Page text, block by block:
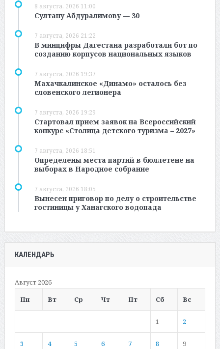
8 августа, 2026 11:00
Султану Абдуралимову — 30
7 августа, 2026 21:22
В минцифры Дагестана разработали бот по
созданию корпусов национальных языков
7 августа, 2026 19:37
Махачкалинское «Динамо» осталось без
словенского легионера
7 августа, 2026 19:29
Стартовал прием заявок на Всероссийский
конкурс «Столица детского туризма – 2027»
7 августа, 2026 18:51
Определены места партий в бюллетене на
выборах в Народное собрание
7 августа, 2026 18:05
Вынесен приговор по делу о строительстве
гостиницы у Ханагского водопада
КАЛЕНДАРЬ
Август 2026
Пн
Вт Ср Чт Пт Сб Вс
1 2
3 4 5 6 7 8 9